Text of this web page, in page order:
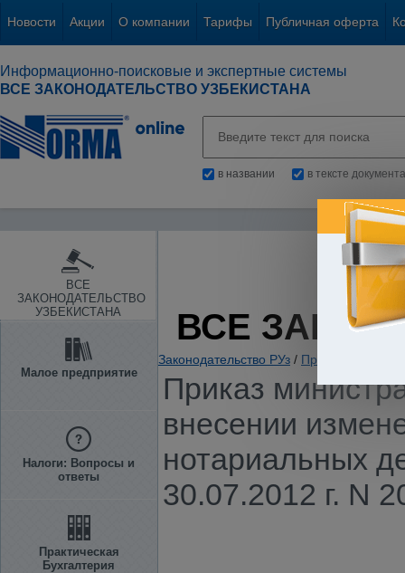
Новости Акции О компании Тарифы Публичная оферта
Информационно-поисковые и экспертные системы
ВСЕ ЗАКОНОДАТЕЛЬСТВО УЗБЕКИСТАНА
в названии в тексте документа
ВСЕ
ЗАКОНОДАТЕЛЬСТВО
УЗБЕКИСТАНА
Малое предприятие
Налоги: Вопросы и
ответы
Практическая
Бухгалтерия
ВСЕ
Законодательство РУз / Прокуратура.
Приказ
внесении
нотариальных
30.07.2012 г. N